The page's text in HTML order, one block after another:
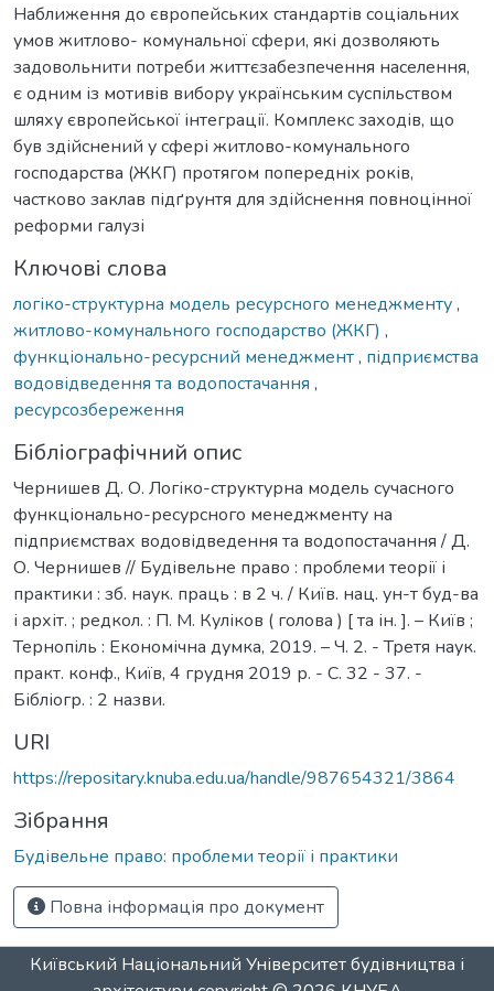
Наближення до європейських стандартів соціальних
умов житлово- комунальної сфери, які дозволяють
задовольнити потреби життєзабезпечення населення,
є одним із мотивів вибору українським суспільством
шляху європейської інтеграції. Комплекс заходів, що
був здійснений у сфері житлово-комунального
господарства (ЖКГ) протягом попередніх років,
частково заклав підґрунтя для здійснення повноцінної
реформи галузі
Ключові слова
логіко-структурна модель ресурсного менеджменту,
житлово-комунального господарство (ЖКГ) ,
функціонально-ресурсний менеджмент, підприємства
водовідведення та водопостачання ,
ресурсозбереження
Бібліографічний опис
Чернишев Д. О. Логіко-структурна модель сучасного
функціонально-ресурсного менеджменту на
підприємствах водовідведення та водопостачання / Д.
О. Чернишев // Будівельне право : проблеми теорії і
практики : зб. наук. праць : в 2 ч. / Київ. нац. ун-т буд-ва
і архіт. ; редкол. : П. М. Куліков ( голова ) [ та ін. ]. – Київ ;
Тернопіль : Економічна думка, 2019. – Ч. 2. - Третя наук.
практ. конф., Київ, 4 грудня 2019 р. - С. 32 - 37. -
Бібліогр. : 2 назви.
URI
https://repositary.knuba.edu.ua/handle/987654321/3864
Зібрання
Будівельне право: проблеми теорії і практики
Повна інформація про документ
Київський Національний Університет будівництва і